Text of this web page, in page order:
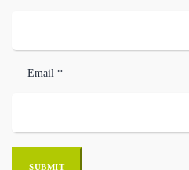
Email *